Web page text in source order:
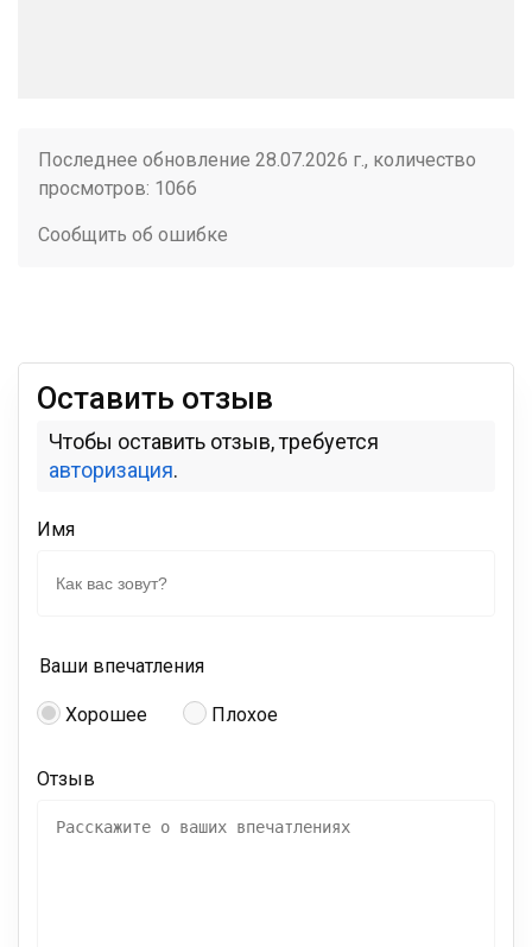
Последнее обновление 28.07.2026 г., количество
просмотров: 1066
Сообщить об ошибке
Оставить отзыв
Чтобы оставить отзыв, требуется
авторизация.
Имя
Ваши впечатления
Хорошее Плохое
Отзыв